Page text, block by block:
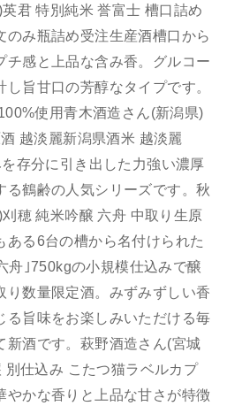
君 特別純米 誉富士 槽口詰め
のみ瓶詰め受注生産酒槽口から
チ感と上品な含み香。グルコー
し旨甘口の芳醇なタイプです。
使用青木酒造さん(新潟県)
越淡麗新潟県酒米 越淡麗
存分に引き出した力強い濃厚
る鶴齢の人気シリーズです。秋
穂 純米吟醸 六舟 中取り生原
ある6台の槽から名付けられた
舟｣750kgの小規模仕込みで醸
り数量限定酒。みずみずしい香
る旨味をお楽しみいただける毎
新酒です。萩野酒造さん(宮城
別仕込み こたつ猫ラベルカプ
やかな香りと上品な甘さが特徴